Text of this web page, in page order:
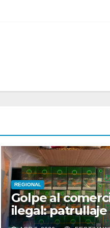
REGIONAL
Golpe al
ilegal: patrullaje
mixto OS14